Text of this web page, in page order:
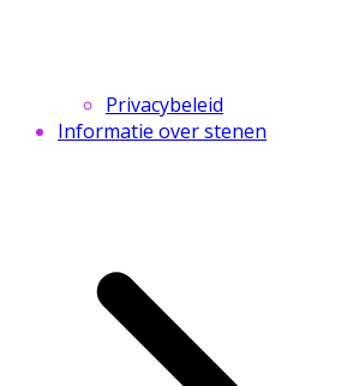
Privacybeleid
Informatie over stenen